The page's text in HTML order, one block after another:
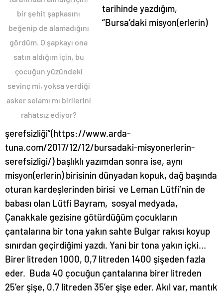
bir şehit şapkasını
beğenip de alamadığını
gördüm. O şapkayı ona
satın aldığım için, bu
çocuğun yüzündeki
sevinç mi, yoksa verdiği
asker selamı mı birilerini
rahatsız ediyor?
tarihinde yazdığım,
“Bursa’daki misyon(erlerin)
şerefsizliği”(https://www.arda-
tuna.com/2017/12/12/bursadaki-misyonerlerin-
serefsizligi/) başlıklı yazımdan sonra ise, aynı
misyon(erlerin) birisinin dünyadan kopuk, dağ başında
oturan kardeşlerinden birisi ve Leman Lütfi’nin de
babası olan Lütfi Bayram, sosyal medyada,
Çanakkale gezisine götürdüğüm çocukların
çantalarına bir tona yakın sahte Bulgar rakısı koyup
sınırdan geçirdiğimi yazdı. Yani bir tona yakın içki…
Birer litreden 1000, 0,7 litreden 1400 şişeden fazla
eder. Buda 40 çocuğun çantalarına birer litreden
25’er şişe, 0.7 litreden 35’er şişe eder. Akıl var, mantık